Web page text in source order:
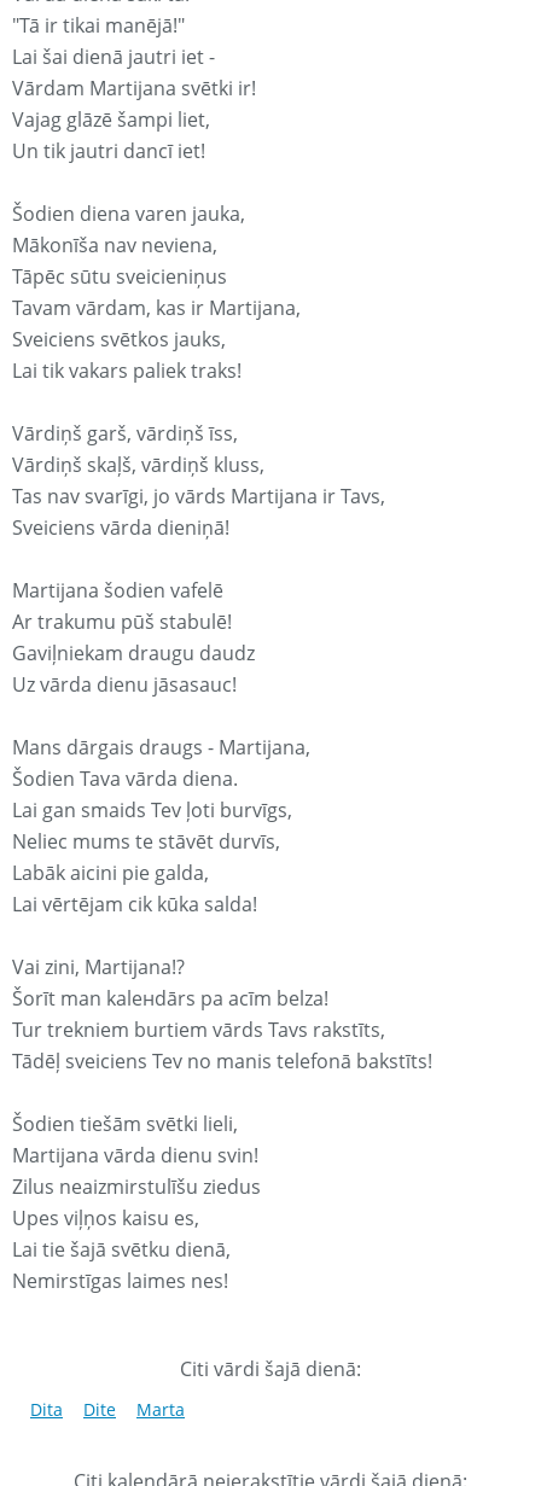
"Tā ir tikai manējā!"
Lai šai dienā jautri iet -
Vārdam Martijana svētki ir!
Vajag glāzē šampi liet,
Un tik jautri dancī iet!
Šodien diena varen jauka,
Mākonīša nav neviena,
Tāpēc sūtu sveicieniņus
Tavam vārdam, kas ir Martijana,
Sveiciens svētkos jauks,
Lai tik vakars paliek traks!
Vārdiņš garš, vārdiņš īss,
Vārdiņš skaļš, vārdiņš kluss,
Tas nav svarīgi, jo vārds Martijana ir Tavs,
Sveiciens vārda dieniņā!
Martijana šodien vafelē
Ar trakumu pūš stabulē!
Gaviļniekam draugu daudz
Uz vārda dienu jāsasauc!
Mans dārgais draugs - Martijana,
Šodien Tava vārda diena.
Lai gan smaids Tev ļoti burvīgs,
Neliec mums te stāvēt durvīs,
Labāk aicini pie galda,
Lai vērtējam cik kūka salda!
Vai zini, Martijana!?
Šorīt man kaleнdārs pa acīm belza!
Tur trekniem burtiem vārds Tavs rakstīts,
Tādēļ sveiciens Tev no manis telefonā bakstīts!
Šodien tiešām svētki lieli,
Martijana vārda dienu svin!
Zilus neaizmirstulīšu ziedus
Upes viļņos kaisu es,
Lai tie šajā svētku dienā,
Nemirstīgas laimes nes!
Citi vārdi šajā dienā:
Dita Dite Marta